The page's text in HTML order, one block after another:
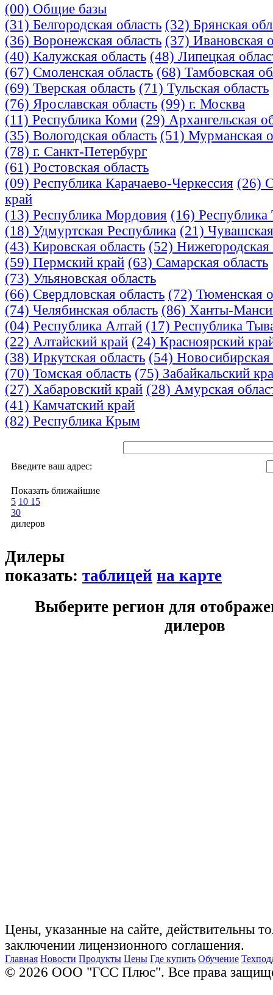
(00) Общие базы
(31) Белгородская область (32) Брянская
(36) Воронежская область (37) Ивановская
(40) Калужская область (48) Липецкая
(67) Смоленская область (68) Тамбовская
(69) Тверская область (71) Тульская область
(76) Ярославская область (99) г. Москва
(11) Республика Коми (29) Архангельская
(35) Вологодская область (51) Мурманская
(78) г. Санкт-Петербург
(61) Ростовская область
(09) Республика Карачаево-Черкессия (26)
край
(13) Республика Мордовия (16) Республика
(18) Удмуртская Республика (21)
(43) Кировская область (52) Нижегородская
(59) Пермский край (63) Самарская область
(73) Ульяновская область
(66) Свердловская область (72) Тюменская
(74) Челябинская область (86) Ханты-
(04) Республика Алтай (17) Республика
(22) Алтайский край (24) Красноярский
(38) Иркутская область (54) Новосибирская
(70) Томская область (75) Забайкальский
(27) Хабаровский край (28) Амурская
(41) Камчатский край
(82) Республика Крым
Введите ваш адрес:
Показать ближайшие
5 10 15
30
дилеров
Дилеры
показать: таблицей на карте
Выберите регион для
дилеров
Цены, указанные на сайте, действительны
заключении лицензионного соглашения.
Главная Новости Продукты Цены Где купить Обучение
© 2026 ООО "ГСС Плюс". Все права